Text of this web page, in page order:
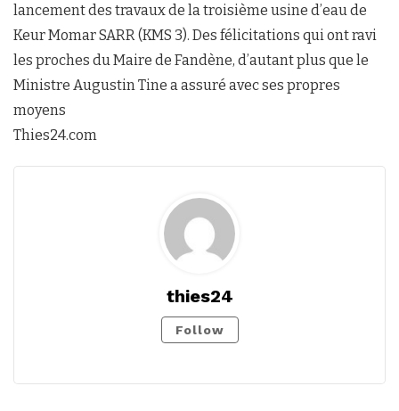
lancement des travaux de la troisième usine d’eau de
Keur Momar SARR (KMS 3). Des félicitations qui ont ravi
les proches du Maire de Fandène, d’autant plus que le
Ministre Augustin Tine a assuré avec ses propres
moyens
Thies24.com
thies24
Follow